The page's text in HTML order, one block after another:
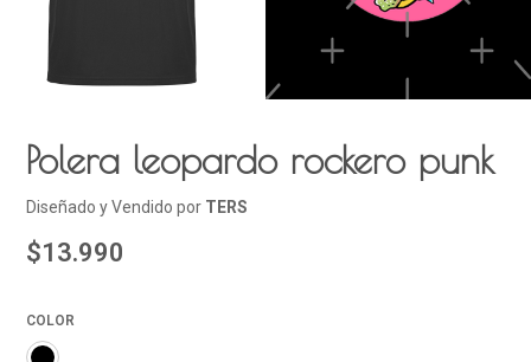
Polera leopardo rockero punk
Diseñado y Vendido por TERS
$13.990
COLOR